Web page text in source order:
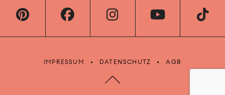
IMPRESSUM DATENSCHUTZ AGB